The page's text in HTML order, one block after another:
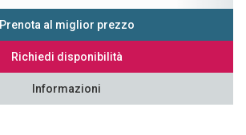
Prenota al miglior prezzo
Richiedi disponibilità
Informazioni